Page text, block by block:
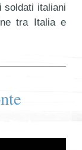
soldati italiani
tra Italia e